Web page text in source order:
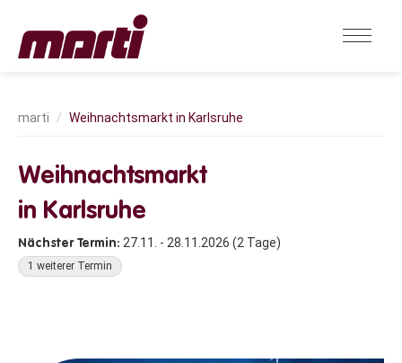
Weihnachtsmarkt in Karlsruhe
Weihnachtsmarkt
in Karlsruhe
27.11. - 28.11.2026 (2 Tage)
1 weiterer Termin